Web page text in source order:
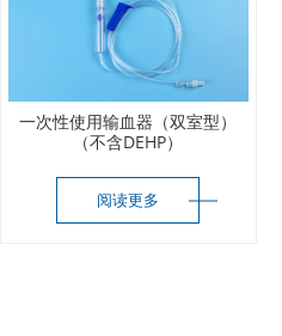
一次性使用输血器（双室型）
（不含DEHP）
阅读更多